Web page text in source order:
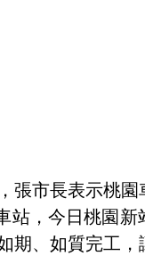
張市長表示桃園
，今日桃園新
期、如質完工